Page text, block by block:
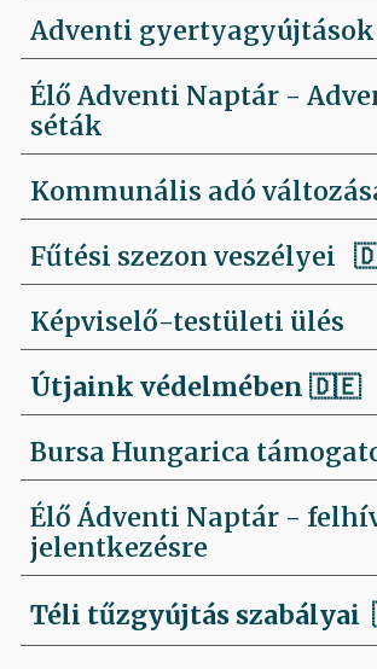
Adventi gyertyagyújtások
Élő Adventi Naptár -
séták
Kommunális adó
Fűtési szezon veszélyei
Képviselő-testületi ülés
Útjaink védelmében🇩🇪
Bursa Hungarica
Élő Ádventi Naptár -
jelentkezésre
Téli tűzgyújtás szabályai